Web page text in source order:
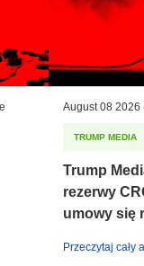
August 08 2026
TRUMP MEDIA
Trump
rezerwy
umowy się
Przeczytaj cały